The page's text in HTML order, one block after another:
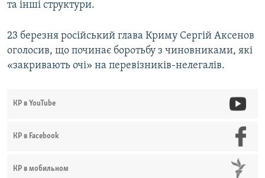
та інші структури.
23 березня російський глава Криму Сергій Аксенов
оголосив, що починає боротьбу з чиновниками, які
«закривають очі» на перевізників-нелегалів.
КР в YouTube
КР в Facebook
КР в мобильном